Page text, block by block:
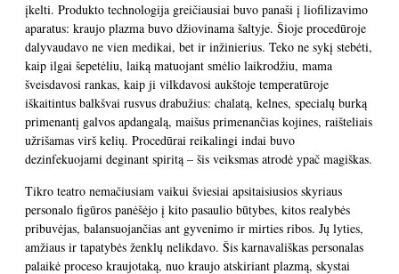
įkelti. Produkto technologija greičiausiai buvo panaši į liofilizavimo
aparatus: kraujo plazma buvo džiovinama šaltyje. Šioje procedūroje
dalyvaudavo ne vien medikai, bet ir inžinierius. Teko ne sykį stebėti,
kaip ilgai šepetėliu, laiką matuojant smėlio laikrodžiu, mama
šveisdavosi rankas, kaip ji vilkdavosi aukštoje temperatūroje
iškaitintus balkšvai rusvus drabužius: chalatą, kelnes, specialų burką
primenantį galvos apdangalą, maišus primenančias kojines, raišteliais
užrišamas virš kelių. Procedūrai reikalingi indai buvo
dezinfekuojami deginant spiritą – šis veiksmas atrodė ypač magiškas.
Tikro teatro nemačiusiam vaikui šviesiai apsitaisiusios skyriaus
personalo figūros panėšėjo į kito pasaulio būtybes, kitos realybės
pribuvėjas, balansuojančias ant gyvenimo ir mirties ribos. Jų lyties,
amžiaus ir tapatybės ženklų nelikdavo. Šis karnavališkas personalas
palaikė proceso kraujotaką, nuo kraujo atskiriant plazmą, skystai